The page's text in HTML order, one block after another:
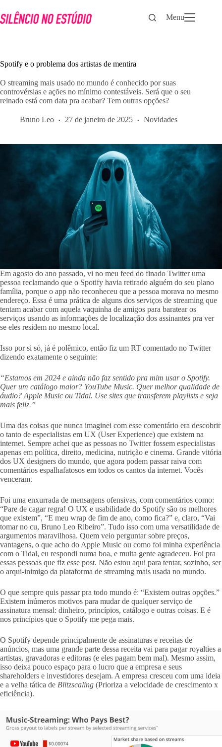
para
o
Menu
Spotify e o problema dos artistas de mentira
O streaming mais usado no mundo é conhecido por suas
controvérsias e ações no mínimo contestáveis. Será que o seu
reinado está com data pra acabar? Tem outras opções?
Bruno Leo 27 de janeiro de 2025 Novidades
Em agosto do ano passado, vi no meu feed do finado Twitter uma
pessoa reclamando que o Spotify havia retirado alguém do seu plano
família, porque o app não reconheceu que a pessoa morava no mesmo
endereço. Essa é uma prática de alguns dos serviços de streaming que
tentam acabar com aquela vaquinha de amigos para baratear os
serviços usando as informações de localização dos assinantes pra ver
se eles residem no mesmo local.
Isso por si só, já é polêmico, então fiz um RT comentado no Twitter
dizendo exatamente o seguinte:
“Estamos em 2024 e ainda não faz sentido pra mim usar o Spotify.
Quer um catálogo maior? YouTube Music. Quer melhor qualidade de
áudio? Apple Music ou Tidal. Use sites que transferem playlists e seja
mais feliz.”
Uma das coisas que nunca imaginei com esse comentário era descobrir
o tanto de especialistas em UX (User Experience) que existem na
internet. Sempre achei que as pessoas no Twitter fossem especialistas
apenas em política, direito, medicina, nutrição e cinema. Grande vitória
dos UX designers do mundo, que agora podem passar raiva com
comentários espalhafatosos em todos os cantos da internet. Vocês
venceram.
Foi uma enxurrada de mensagens ofensivas, com comentários como:
“Pare de cagar regra! O UX e usabilidade do Spotify são os melhores
que existem”, “E meu wrap de fim de ano, como fica?” e, claro, “Vai
tomar no cu, Bruno Leo Ribeiro”. Tudo isso com uma versatilidade de
argumentos maravilhosa. Quem veio perguntar sobre preços,
vantagens, o que acho do Apple Music ou como foi minha experiência
com o Tidal, eu respondi numa boa, e muita gente agradeceu. Foi pra
essas pessoas que fiz esse post. Não estou aqui para tentar, sozinho, ser
o arqui-inimigo da plataforma de streaming mais usada no mundo.
O que sempre quis passar pra todo mundo é: “Existem outras opções.”
Existem inúmeros motivos para mudar de qualquer serviço de
assinatura mensal: dinheiro, princípios, catálogo e outras coisas. E é
nos princípios que o Spotify me pega mais.
O Spotify depende principalmente de assinaturas e receitas de
anúncios, mas uma grande parte dessa receita vai para pagar royalties a
artistas, gravadoras e editoras (e eles pagam bem mal). Mesmo assim,
isso deixa pouco espaço para o lucro que a empresa e seus
shareholders e investidores desejam. A empresa cresceu com uma ideia
e a velha tática de Blitzscaling (Prioriza a velocidade de crescimento x
eficiência).